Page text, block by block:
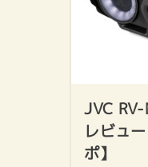
JVC RV-
レビュ
ポ】